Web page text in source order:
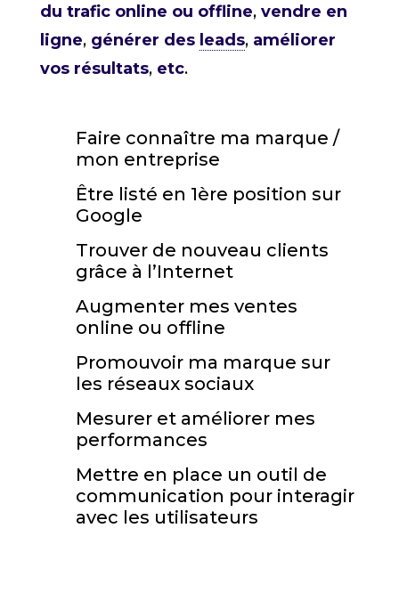
du trafic online ou offline, vendre en
ligne, générer des leads, améliorer
vos résultats, etc.
Faire connaître ma marque /
mon entreprise
Être listé en 1ère position sur
Google
Trouver de nouveau clients
grâce à l’Internet
Augmenter mes ventes
online ou offline
Promouvoir ma marque sur
les réseaux sociaux
Mesurer et améliorer mes
performances
Mettre en place un outil de
communication pour interagir
avec les utilisateurs